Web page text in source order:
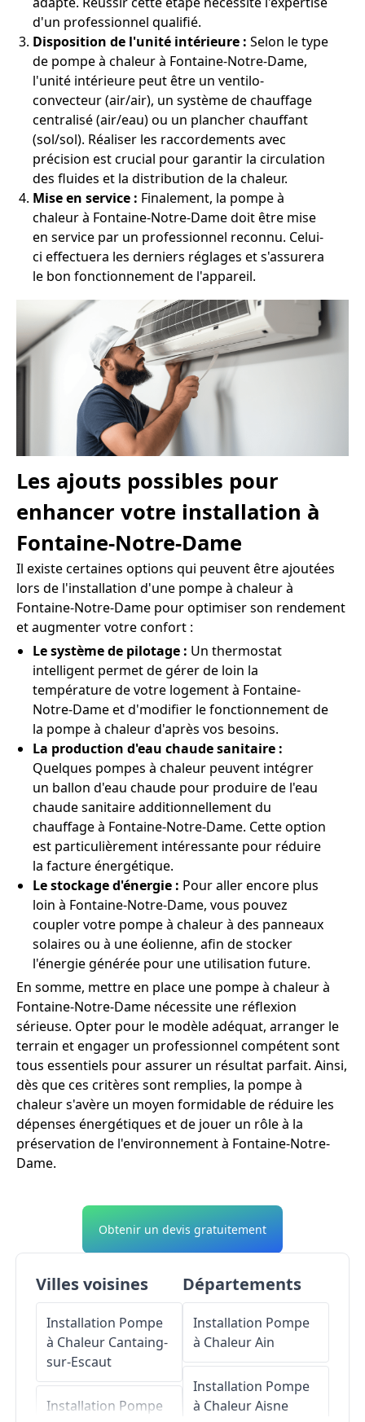
d'un professionnel qualifié.
Disposition de l'unité intérieure : Selon le type
de pompe à chaleur à Fontaine-Notre-Dame,
l'unité intérieure peut être un ventilo-
convecteur (air/air), un système de chauffage
centralisé (air/eau) ou un plancher chauffant
(sol/sol). Réaliser les raccordements avec
précision est crucial pour garantir la circulation
des fluides et la distribution de la chaleur.
Mise en service : Finalement, la pompe à
chaleur à Fontaine-Notre-Dame doit être mise
en service par un professionnel reconnu. Celui-
ci effectuera les derniers réglages et s'assurera
le bon fonctionnement de l'appareil.
Les ajouts possibles pour
enhancer votre installation à
Fontaine-Notre-Dame
Il existe certaines options qui peuvent être ajoutées
lors de l'installation d'une pompe à chaleur à
Fontaine-Notre-Dame pour optimiser son rendement
et augmenter votre confort :
Le système de pilotage : Un thermostat
intelligent permet de gérer de loin la
température de votre logement à Fontaine-
Notre-Dame et d'modifier le fonctionnement de
la pompe à chaleur d'après vos besoins.
La production d'eau chaude sanitaire :
Quelques pompes à chaleur peuvent intégrer
un ballon d'eau chaude pour produire de l'eau
chaude sanitaire additionnellement du
chauffage à Fontaine-Notre-Dame. Cette option
est particulièrement intéressante pour réduire
la facture énergétique.
Le stockage d'énergie : Pour aller encore plus
loin à Fontaine-Notre-Dame, vous pouvez
coupler votre pompe à chaleur à des panneaux
solaires ou à une éolienne, afin de stocker
l'énergie générée pour une utilisation future.
En somme, mettre en place une pompe à chaleur à
Fontaine-Notre-Dame nécessite une réflexion
sérieuse. Opter pour le modèle adéquat, arranger le
terrain et engager un professionnel compétent sont
tous essentiels pour assurer un résultat parfait. Ainsi,
dès que ces critères sont remplies, la pompe à
chaleur s'avère un moyen formidable de réduire les
dépenses énergétiques et de jouer un rôle à la
préservation de l'environnement à Fontaine-Notre-
Dame.
Obtenir un devis gratuitement
Villes voisines
Installation Pompe
à Chaleur Cantaing-
sur-Escaut
Installation Pompe
Départements
Installation Pompe
à ChaleurAin
Installation Pompe
à ChaleurAisne